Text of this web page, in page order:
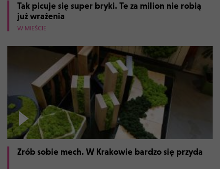
Tak picuje się super bryki. Te za milion nie robią
już wrażenia
W MIEŚCIE
Zrób sobie mech. W Krakowie bardzo się przyda